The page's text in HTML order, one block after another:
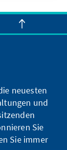
neuesten
und
Sie
Sie immer